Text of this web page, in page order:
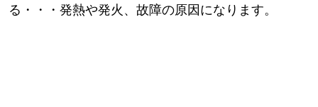
る・・・発熱や発火、故障の原因になります。